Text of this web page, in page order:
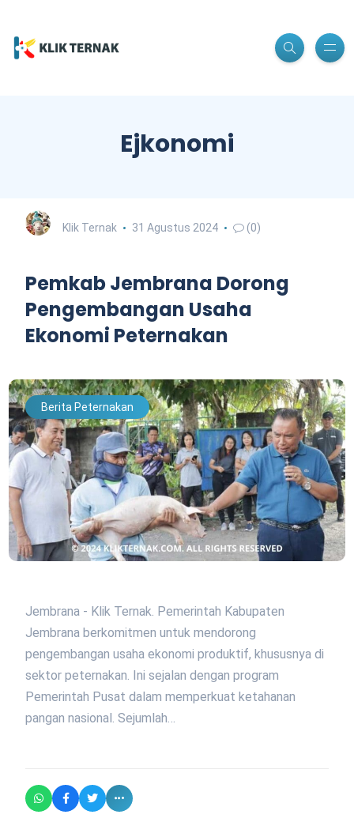
Ejkonomi
Klik Ternak 31 Agustus 2024 (0)
Pemkab Jembrana Dorong
Pengembangan Usaha
Ekonomi Peternakan
Berita Peternakan
Jembrana - Klik Ternak. Pemerintah Kabupaten
Jembrana berkomitmen untuk mendorong
pengembangan usaha ekonomi produktif, khususnya di
sektor peternakan. Ini sejalan dengan program
Pemerintah Pusat dalam memperkuat ketahanan
pangan nasional. Sejumlah…